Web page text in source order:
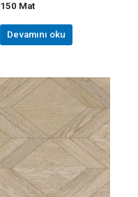
150 Mat
Devamını oku